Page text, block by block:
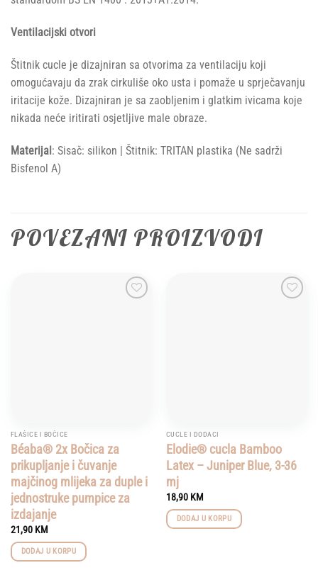
Ventilacijski otvori
Štitnik cucle je dizajniran sa otvorima za ventilaciju koji
omogućavaju da zrak cirkuliše oko usta i pomaže u sprječavanju
iritacije kože. Dizajniran je sa zaobljenim i glatkim ivicama koje
nikada neće iritirati osjetljive male obraze.
Materijal: Sisač: silikon | Štitnik: TRITAN plastika (Ne sadrži
Bisfenol A)
POVEZANI PROIZVODI
FLAŠICE I BOČICE
Béaba® 2x Bočica za
prikupljanje i čuvanje
majčinog mlijeka za duple i
jednostruke pumpice za
izdajanje
21,90 KM
DODAJ U KORPU
CUCLE I DODACI
Elodie® cucla Bamboo
Latex – Juniper Blue, 3-36
mj
18,90 KM
DODAJ U KORPU